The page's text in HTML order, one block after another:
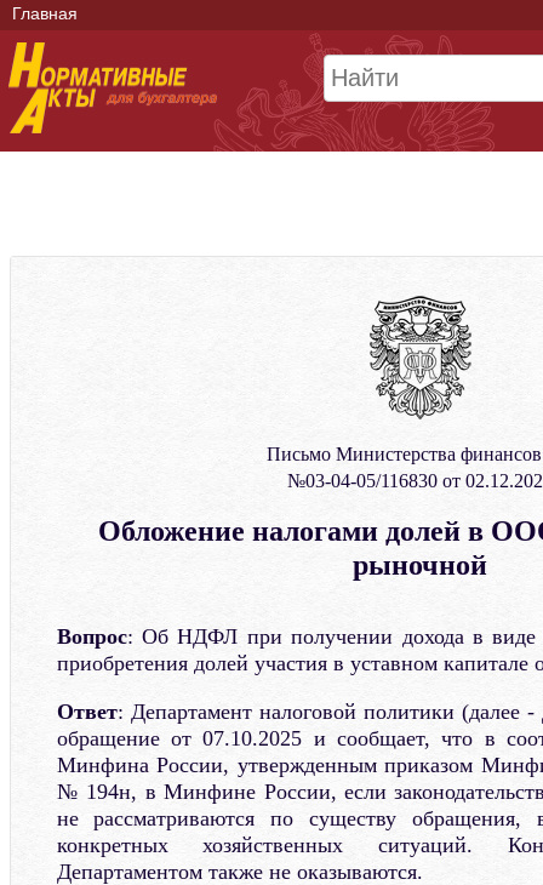
Главная
Письмо Министерства
№03-04-05/116830 от
Обложение налогами долей в
рыночной
Вопрос: Об НДФЛ при получении дохода в виде
приобретения долей участия в уставном капитале
Ответ: Департамент налоговой политики (далее -
обращение от 07.10.2025 и сообщает, что в
Минфина России, утвержденным приказом
№ 194н, в Минфине России, если
не рассматриваются по существу обращения,
конкретных хозяйственных ситуаций.
Департаментом также не оказываются.